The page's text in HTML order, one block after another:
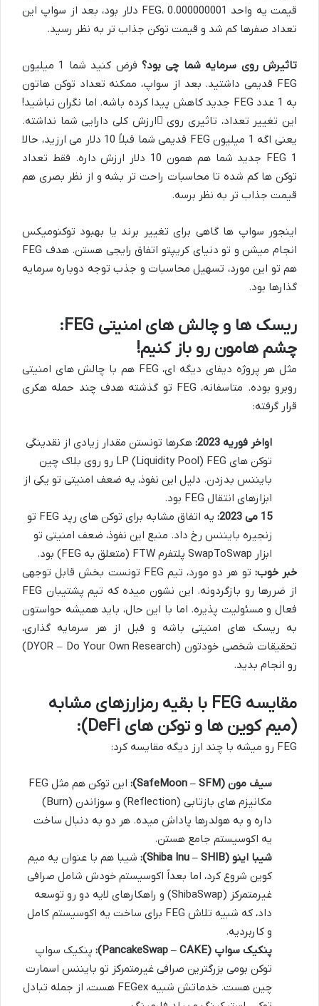
قیمت یه واحد FEG، 0.000000001 دلار بود، بعد از سواپ این
تعداد صفرها کم شد و قیمت توکن جذاب تر به نظر رسید.
تاثیرش روی سرمایه شما چی بود؟
فرض کنید شما 1 میلیون
FEG قدیمی داشتید. بعد از سواپ، ممکنه تعداد توکن هاتون
به 1 عدد FEG جدید کاهش پیدا کرده باشه. اما نگران نباشید!
این تغییر تعداد، تاثیری روی
ارزش کلی داراییشما نداشته.
یعنی اگه 1 میلیون FEG قدیمی شما قبلاً 10 دلار می ارزید، حالا
1 FEG جدید شما هم همون 10 دلار ارزش داره. فقط تعداد
توکن ها کم شده تا محاسبات راحت تر بشه و از نظر بصری هم
قیمت جذاب تر به نظر برسه.
اینجور سواپ ها گاهی برای تغییر برند یا بهبود توکنومیکس
انجام میشن و تو دنیای کریپتو اتفاق رایجی هستن. هدف FEG
هم تو این مورد، تسهیل محاسبات و جذب توجه دوباره سرمایه
گذارها بود.
ریسک ها و چالش های امنیتی FEG:
چشم هامون رو باز کنیم!
مثل هر پروژه دیفای دیگه ای، FEG هم با چالش های امنیتی
روبرو بوده. متاسفانه، FEG تو گذشته هدف چند حمله هکری
قرار گرفته:
اواخر فوریه 2023:
هکرها تونستن مقدار زیادی از نقدینگی
توکن های LP (Liquidity Pool) FEG رو روی بلاک چین
بایننس بدزدن. دلیل این نفوذ، یه ضعف امنیتی تو یکی از
ابزارهای انتقال FEG بود.
15 می 2023:
یه اتفاق مشابه برای توکن های رپد FEG تو
زنجیره بایننس رخ داد. منبع این نفوذ، ضعف امنیتی تو
ابزار SwapToSwap پلتفرم FTW (متعلق به FEG) بود.
خبر خوب:
تو هر دو مورد، تیم FEG تونست بخش قابل توجهی
از ضررها رو بازگردونه. این نشون میده که تیم پشتیبان FEG
فعال و مسئولیت پذیره. اما با این حال، باید همیشه حواستون
به ریسک های امنیتی باشه و قبل از هر سرمایه گذاری،
تحقیقات شخصی خودتون (DYOR – Do Your Own Research)
رو انجام بدید.
مقایسه FEG با بقیه رمزارزهای مشابه
(میم کوین ها و توکن های DeFi):
FEG رو میشه با چند ارز دیگه مقایسه کرد:
سیف مون (SafeMoon – SFM):
این توکن هم مثل FEG
مکانیزم های بازتابی (Reflection) و سوزاندن (Burn)
داره و به هولدرها پاداش میده. هر دو به دنبال ساخت
یه اکوسیستم جامع هستن.
شیبا اینو (Shiba Inu – SHIB):
شیبا هم با عنوان یه میم
کوین شروع کرد، اما بعداً اکوسیستم خودش شامل صرافی
غیرمتمرکز (ShibaSwap) و راهکارهای لایه دو رو توسعه
داد، که شبیه تلاش FEG برای ساخت یه اکوسیستم کامل
و کاربردیه.
پنکیک سواپ (PancakeSwap – CAKE):
پنکیک سواپ
توکن بومی بزرگترین صرافی غیرمتمرکز تو بایننس اسمارت
چین هست. خدماتش شبیه FEGex هست، از جمله تبادل